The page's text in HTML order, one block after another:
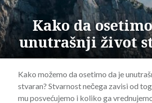
Kako da
unutrašnji život
Kako možemo da osetimo da je
stvaran? Stvarnost nečega zavisi od
mu posvećujemo i koliko ga